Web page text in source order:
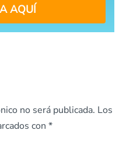
AQUÍ
no será publicada. Los
con *